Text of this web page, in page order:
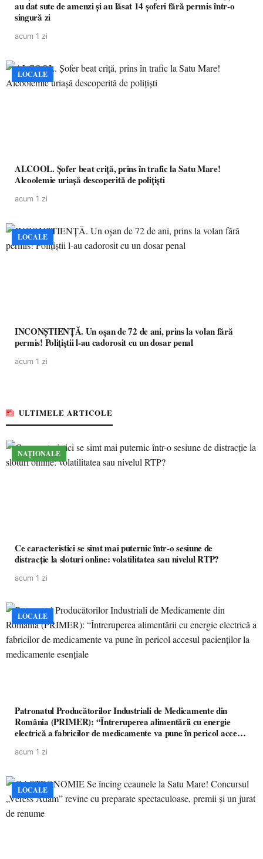
au dat sute de amenzi și au lăsat 14 șoferi fără permis într-o
singură zi
acum 1 zi
LOCALE
ALCOOL. Șofer beat criță, prins în trafic la Satu Mare!
Alcoolemie uriașă descoperită de polițiști
acum 1 zi
LOCALE
INCONȘTIENȚĂ. Un oșan de 72 de ani, prins la volan fără
permis! Polițiștii l-au cadorosit cu un dosar penal
acum 1 zi
ULTIMELE ARTICOLE
NAȚIONALE
Ce caracteristici se simt mai puternic într-o sesiune de
distracție la sloturi online: volatilitatea sau nivelul RTP?
acum 1 zi
LOCALE
Patronatul Producătorilor Industriali de Medicamente din
România (PRIMER): “Întreruperea alimentării cu energie
electrică a fabricilor de medicamente va pune în pericol accesul
acum 1 zi
LOCALE